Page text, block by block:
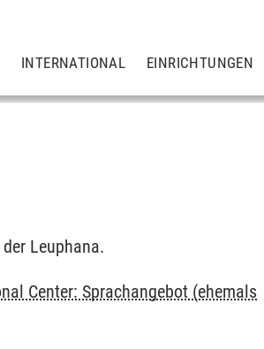
INTERNATIONAL EINRICHTUNGEN
Leuphana.
Center: Sprachangebot (ehemals